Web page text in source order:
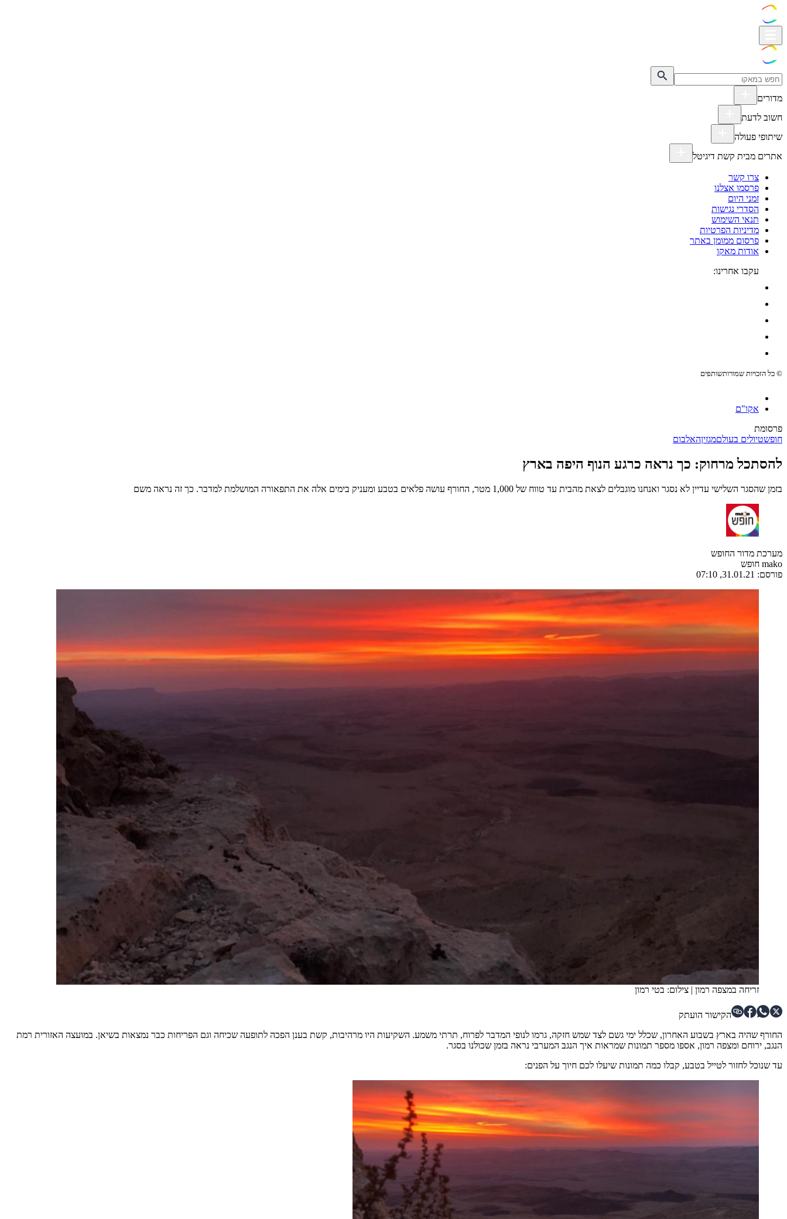
מדורים
חשוב לדעת
שיתופי פעולה
אתרים מבית קשת דיגיטל
צרו קשר
פרסמו אצלנו
זמני היום
הסדרי נגישות
תנאי השימוש
מדיניות הפרטיות
פרסום ממומן באתר
אודות מאקו
עקבו אחרינו:
© כל הזכויות שמורותשותפים
אקו"ם
פרסומת
חופשטיולים בעולםמגזיןהאלבום
להסתכל מרחוק: כך נראה כרגע הנוף היפה בארץ
בזמן שהסגר השלישי עדיין לא נסגר ואנחנו מוגבלים לצאת מהבית עד טווח של 1,000 מטר, החורף עושה פלאים בטבע ומעניק בימים אלה את התפאורה המושלמת למדבר. כך זה נראה משם
מערכת מדור החופש
mako חופש
פורסם: 31.01.21, 07:10
זריחה במצפה רמון | צילום: בטי רמון
הקישור הועתק
החורף שהיה בארץ בשבוע האחרון, שכלל ימי גשם לצד שמש חזקה, גרמו לנופי המדבר לפרוח, תרתי משמע. השקיעות היו מרהיבות, קשת בענן הפכה לתופעה שכיחה וגם הפריחות כבר נמצאות בשיאן. במועצה האזורית רמת
הנגב, ירוחם ומצפה רמון, אספו מספר תמונות שמראות איך הנגב המערבי נראה בזמן שכולנו בסגר.
עד שנוכל לחזור לטייל בטבע, קבלו כמה תמונות שיעלו לכם חיוך על הפנים: